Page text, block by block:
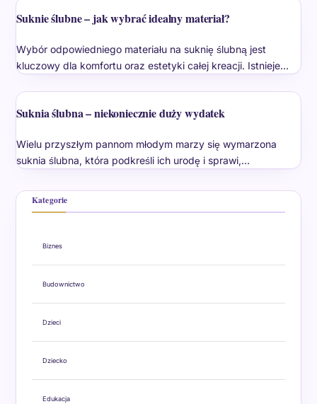
Suknie ślubne – jak wybrać idealny materiał?
Wybór odpowiedniego materiału na suknię ślubną jest
kluczowy dla komfortu oraz estetyki całej kreacji. Istnieje…
Suknia ślubna – niekoniecznie duży wydatek
Wielu przyszłym pannom młodym marzy się wymarzona
suknia ślubna, która podkreśli ich urodę i sprawi,…
Kategorie
Biznes
Budownictwo
Dzieci
Dziecko
Edukacja